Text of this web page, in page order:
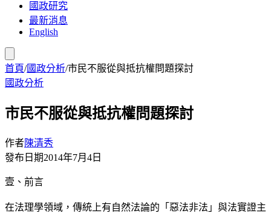
國政研究
最新消息
English
首頁/國政分析/市民不服從與抵抗權問題探討
國政分析
市民不服從與抵抗權問題探討
作者陳清秀
發布日期2014年7月4日
壹、前言
在法理學領域，傳統上有自然法論的「惡法非法」與法實證主